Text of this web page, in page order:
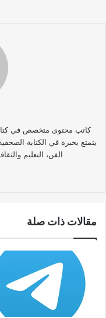
كاتب محتوى متخصص في
يتمتع بخبرة في الكتابة
الفن، التعليم
مقالات ذات صلة